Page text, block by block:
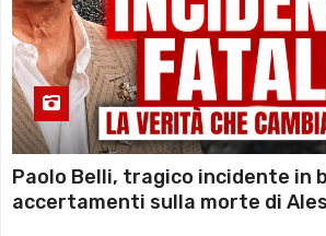
Paolo Belli, tragico incidente in
accertamenti sulla morte di